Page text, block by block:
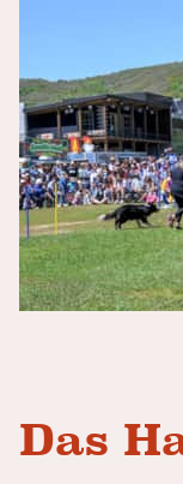
Das